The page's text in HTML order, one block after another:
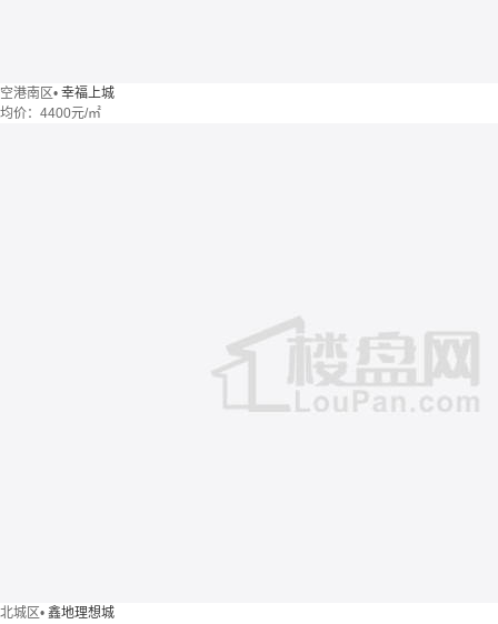
空港南区• 幸福上城
均价： 4400元/㎡
北城区• 鑫地理想城